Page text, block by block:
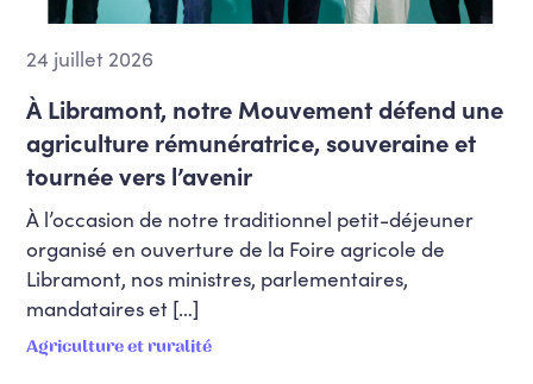
24 juillet 2026
À Libramont, notre Mouvement défend une
agriculture rémunératrice, souveraine et
tournée vers l’avenir
À l’occasion de notre traditionnel petit-déjeuner
organisé en ouverture de la Foire agricole de
Libramont, nos ministres, parlementaires,
mandataires et […]
Agriculture et ruralité